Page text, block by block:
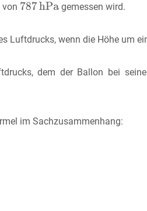
von
gemessen wird.
Luftdrucks, wenn die Höhe um
dem der Ballon bei
im Sachzusammenhang: